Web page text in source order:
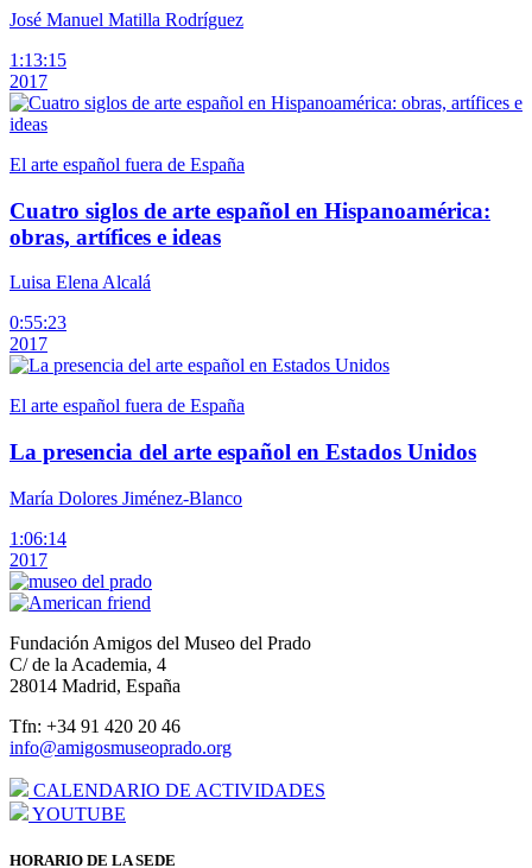
José Manuel Matilla Rodríguez
1:13:15
2017
El arte español fuera de España
Cuatro siglos de arte español en Hispanoamérica:
obras, artífices e ideas
Luisa Elena Alcalá
0:55:23
2017
El arte español fuera de España
La presencia del arte español en Estados Unidos
María Dolores Jiménez-Blanco
1:06:14
2017
Fundación Amigos del Museo del Prado
C/ de la Academia, 4
28014 Madrid, España
Tfn: +34 91 420 20 46
info@amigosmuseoprado.org
CALENDARIO DE ACTIVIDADES
YOUTUBE
HORARIO DE LA SEDE